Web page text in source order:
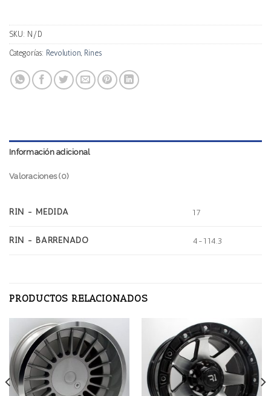
SKU: N/D
Categorías: Revolution, Rines
Información adicional
Valoraciones (0)
RIN - MEDIDA 17
RIN - BARRENADO 4-114.3
PRODUCTOS RELACIONADOS